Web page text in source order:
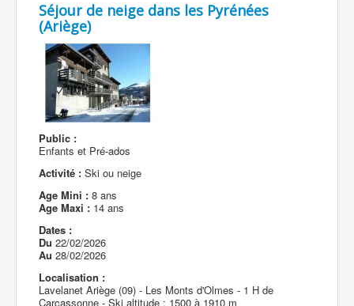
Séjour de neige dans les Pyrénées
(Ariège)
Public :
Enfants et Pré-ados
Activité : Ski ou neige
Age Mini : 8 ans
Age Maxi : 14 ans
Dates :
Du 22/02/2026
Au 28/02/2026
Localisation :
Lavelanet Ariège (09) - Les Monts d'Olmes - 1 H de
Carcassonne - Ski altitude : 1500 à 1910 m